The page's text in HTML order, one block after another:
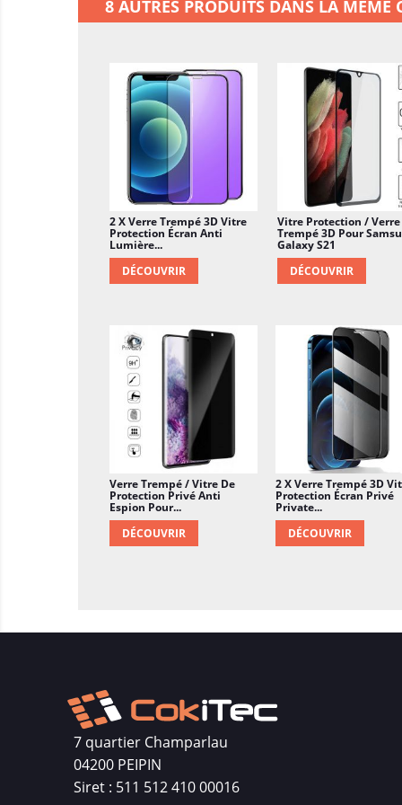
8 AUTRES PRODUITS DANS LA MÊME
2 X Verre Trempé 3D Vitre
Protection Écran Anti
Lumière...
DÉCOUVRIR
Vitre Protection / Verre
Trempé 3D Pour
Galaxy S21
DÉCOUVRIR
Verre Trempé / Vitre De
Protection Privé Anti
Espion Pour...
DÉCOUVRIR
2 X Verre Trempé 3D
Protection Écran Privé
Private...
DÉCOUVRIR
7 quartier Champarlau
04200 PEIPIN
Siret : 511 512 410 00016